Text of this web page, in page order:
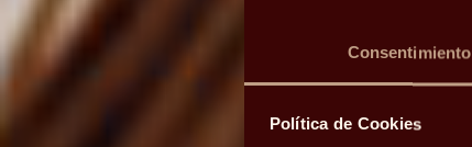
Consentimiento
Política de Cookies